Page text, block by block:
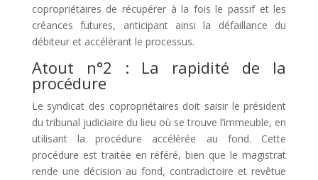
copropriétaires de récupérer à la fois le passif et les
créances futures, anticipant ainsi la défaillance du
débiteur et accélérant le processus.
Atout n°2 : La rapidité de la
procédure
Le syndicat des copropriétaires doit saisir le président
du tribunal judiciaire du lieu où se trouve l’immeuble, en
utilisant la procédure accélérée au fond. Cette
procédure est traitée en référé, bien que le magistrat
rende une décision au fond, contradictoire et revêtue